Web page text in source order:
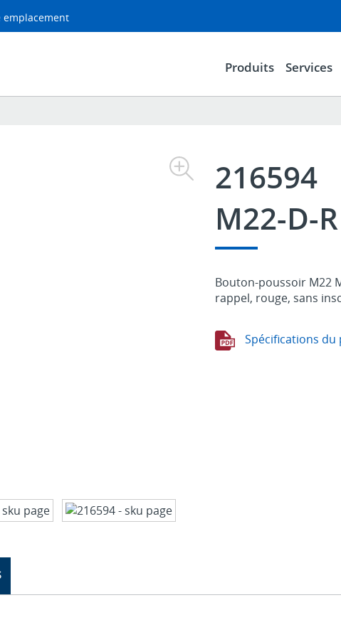
emplacement
Produits Services
216594
M22-D-R
Bouton-poussoir M22
rappel, rouge, sans
Spécifications